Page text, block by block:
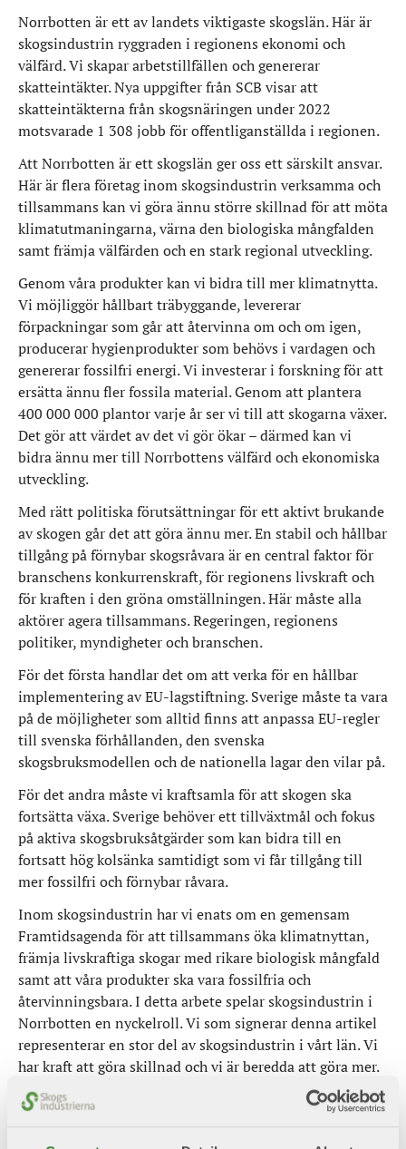
Norrbotten är ett av landets viktigaste skogslän. Här är
skogsindustrin ryggraden i regionens ekonomi och
välfärd. Vi skapar arbetstillfällen och genererar
skatteintäkter. Nya uppgifter från SCB visar att
skatteintäkterna från skogsnäringen under 2022
motsvarade 1 308 jobb för offentliganställda i regionen.
Att Norrbotten är ett skogslän ger oss ett särskilt ansvar.
Här är flera företag inom skogsindustrin verksamma och
tillsammans kan vi göra ännu större skillnad för att möta
klimatutmaningarna, värna den biologiska mångfalden
samt främja välfärden och en stark regional utveckling.
Genom våra produkter kan vi bidra till mer klimatnytta.
Vi möjliggör hållbart träbyggande, levererar
förpackningar som går att återvinna om och om igen,
producerar hygienprodukter som behövs i vardagen och
genererar fossilfri energi. Vi investerar i forskning för att
ersätta ännu fler fossila material. Genom att plantera
400 000 000 plantor varje år ser vi till att skogarna växer.
Det gör att värdet av det vi gör ökar – därmed kan vi
bidra ännu mer till Norrbottens välfärd och ekonomiska
utveckling.
Med rätt politiska förutsättningar för ett aktivt brukande
av skogen går det att göra ännu mer. En stabil och hållbar
tillgång på förnybar skogsråvara är en central faktor för
branschens konkurrenskraft, för regionens livskraft och
för kraften i den gröna omställningen. Här måste alla
aktörer agera tillsammans. Regeringen, regionens
politiker, myndigheter och branschen.
För det första handlar det om att verka för en hållbar
implementering av EU-lagstiftning. Sverige måste ta vara
på de möjligheter som alltid finns att anpassa EU-regler
till svenska förhållanden, den svenska
skogsbruksmodellen och de nationella lagar den vilar på.
För det andra måste vi kraftsamla för att skogen ska
fortsätta växa. Sverige behöver ett tillväxtmål och fokus
på aktiva skogsbruksåtgärder som kan bidra till en
fortsatt hög kolsänka samtidigt som vi får tillgång till
mer fossilfri och förnybar råvara.
Inom skogsindustrin har vi enats om en gemensam
Framtidsagenda för att tillsammans öka klimatnyttan,
främja livskraftiga skogar med rikare biologisk mångfald
samt att våra produkter ska vara fossilfria och
återvinningsbara. I detta arbete spelar skogsindustrin i
Norrbotten en nyckelroll. Vi som signerar denna artikel
representerar en stor del av skogsindustrin i vårt län. Vi
har kraft att göra skillnad och vi är beredda att göra mer.
Klicka här för att läsa debattartikeln på Norrbottens-